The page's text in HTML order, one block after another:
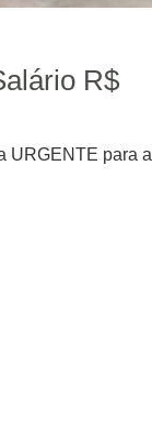
R$
URGENTE para a